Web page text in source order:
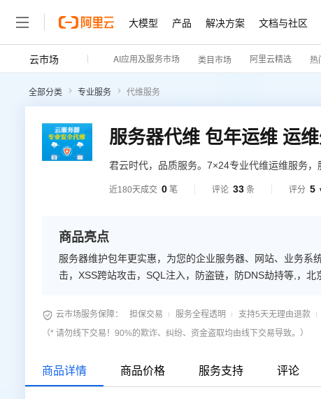
大模型 产品 解决方案 文档与社区
云市场 AI应用及服务市场 类目市场 阿里云精选 热
全部分类 专业服务 代维服务
君云时代，品质服务。7×24专业代维运维服务
近180天成交 0 笔 评论 33 条 评分 5
商品亮点
服务器维护包年更实惠，为您的企业服务器、网站、业务
击，XSS跨站攻击，SQL注入，防盗链，防DNS劫持等,，北
 云市场服务保障： 担保交易 服务全程透明 支持5天无理由退款
（* 请勿线下交易！90%的欺诈、纠纷、资金盗取均由线下交易导致。）
商品详情 商品价格 服务支持 评论